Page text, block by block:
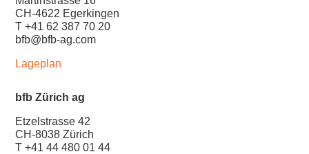
CH-4622 Egerkingen
T +41 62 387 70 20
bfb@bfb-ag.com
Lageplan
bfb Zürich ag
Etzelstrasse 42
CH-8038 Zürich
T +41 44 480 01 44